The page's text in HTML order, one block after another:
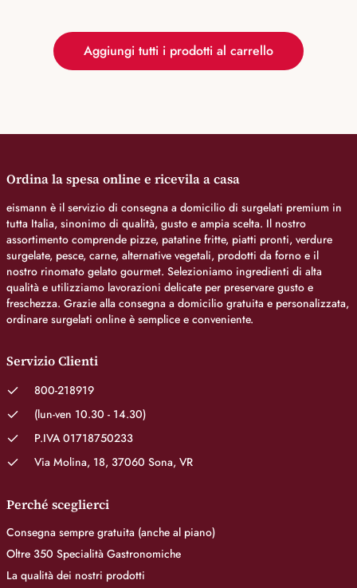
Aggiungi tutti i prodotti al carrello
Ordina la spesa online e ricevila a casa
eismann è il servizio di consegna a domicilio di surgelati premium in
tutta Italia, sinonimo di qualità, gusto e ampia scelta. Il nostro
assortimento comprende pizze, patatine fritte, piatti pronti, verdure
surgelate, pesce, carne, alternative vegetali, prodotti da forno e il
nostro rinomato gelato gourmet. Selezioniamo ingredienti di alta
qualità e utilizziamo lavorazioni delicate per preservare gusto e
freschezza. Grazie alla consegna a domicilio gratuita e personalizzata,
ordinare surgelati online è semplice e conveniente.
Servizio Clienti
800-218919
(lun-ven 10.30 - 14.30)
P.IVA 01718750233
Via Molina, 18, 37060 Sona, VR
Perché sceglierci
Consegna sempre gratuita (anche al piano)
Oltre 350 Specialità Gastronomiche
La qualità dei nostri prodotti